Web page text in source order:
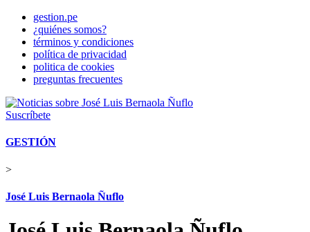
gestion.pe
¿quiénes somos?
términos y condiciones
política de privacidad
politica de cookies
preguntas frecuentes
Suscríbete
GESTIÓN
>
José Luis Bernaola Ñuflo